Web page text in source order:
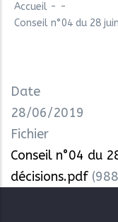
Accueil - -
Conseil n°04 du 28
Date
28/06/2019
Fichier
Conseil n°04 du
décisions.pdf